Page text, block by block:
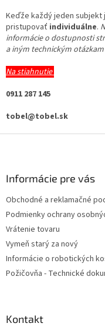
Keďže každý jeden
pristupovať individuálne.
informácie o dostupnosti
a iným technickým
Na stiahnutie
0911 287 145
tobel@tobel.sk
Informácie pre vás
Obchodné a reklamačné
Podmienky ochrany
Vrátenie tovaru
Vymeň starý za nový
Informácie o robotických
Požičovňa - Technické
Kontakt